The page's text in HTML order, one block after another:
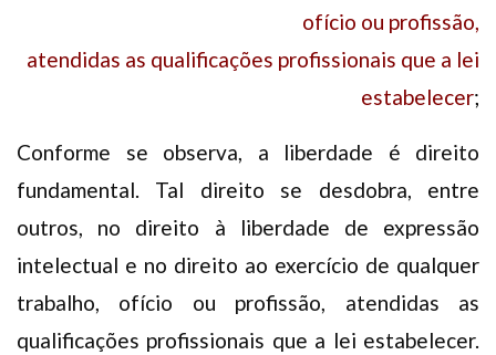
ofício ou profissão,
atendidas as qualificações profissionais que a lei
estabelecer;
Conforme se observa, a liberdade é direito
fundamental. Tal direito se desdobra, entre
outros, no direito à liberdade de expressão
intelectual e no direito ao exercício de qualquer
trabalho, ofício ou profissão, atendidas as
qualificações profissionais que a lei estabelecer.